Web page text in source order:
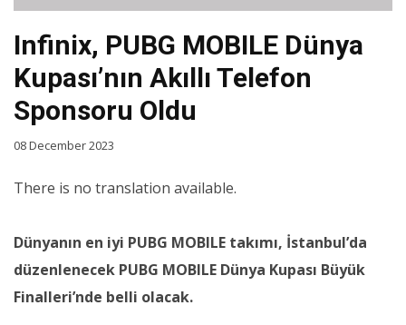
Infinix, PUBG MOBILE Dünya
Kupası’nın Akıllı Telefon
Sponsoru Oldu
08 December 2023
There is no translation available.
Dünyanın en iyi PUBG MOBILE takımı, İstanbul’da
düzenlenecek PUBG MOBILE Dünya Kupası Büyük
Finalleri’nde belli olacak.